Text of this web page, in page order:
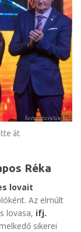
át
Réka
lovait
Az elmúlt
lovasa, ifj.
sikerei